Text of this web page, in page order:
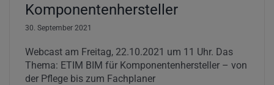
Komponentenhersteller
30. September 2021
Webcast am Freitag, 22.10.2021 um 11 Uhr. Das
Thema: ETIM BIM für Komponentenhersteller – von
der Pflege bis zum Fachplaner